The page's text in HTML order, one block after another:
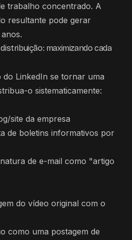
trabalho concentrado. A
resultante pode gerar
maximizando cada
do LinkedIn se tornar uma
o sistematicamente:
site da empresa
de boletins informativos por
de e-mail como "artigo
do vídeo original com o
como uma postagem de